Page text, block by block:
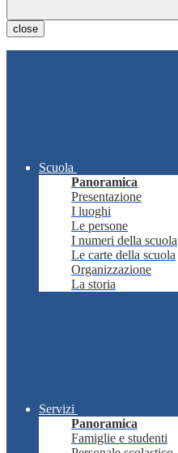
close
Scuola
Panoramica
Presentazione
I luoghi
Le persone
I numeri della scuola
Le carte della scuola
Organizzazione
La storia
Servizi
Panoramica
Famiglie e studenti